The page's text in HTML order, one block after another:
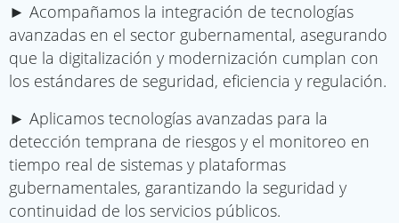
► Acompañamos la integración de tecnologías
avanzadas en el sector gubernamental, asegurando
que la digitalización y modernización cumplan con
los estándares de seguridad, eficiencia y regulación.
► Aplicamos tecnologías avanzadas para la
detección temprana de riesgos y el monitoreo en
tiempo real de sistemas y plataformas
gubernamentales, garantizando la seguridad y
continuidad de los servicios públicos.